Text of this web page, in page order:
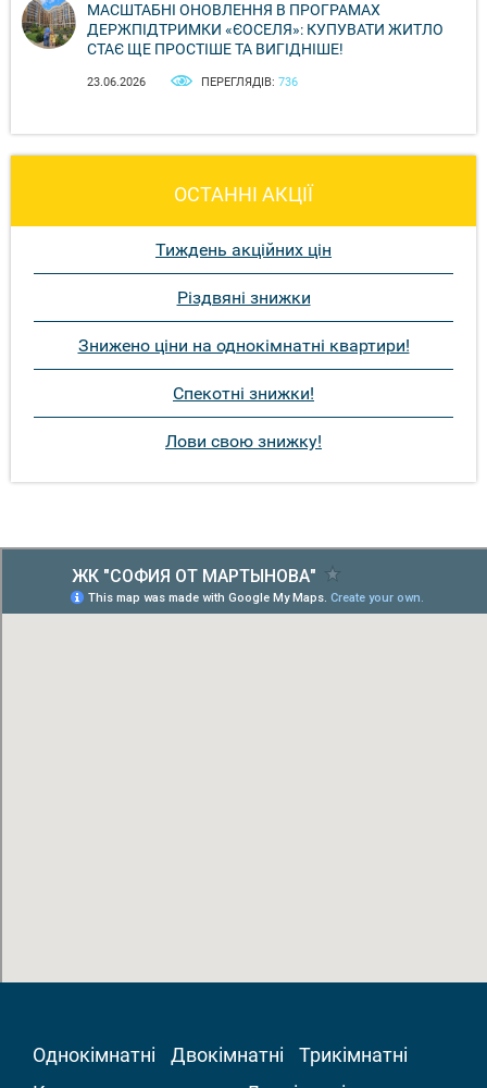
МАСШТАБНІ ОНОВЛЕННЯ В ПРОГРАМАХ
ДЕРЖПІДТРИМКИ «ЄОСЕЛЯ»: КУПУВАТИ ЖИТЛО
СТАЄ ЩЕ ПРОСТІШЕ ТА ВИГІДНІШЕ!
23.06.2026 ПЕРЕГЛЯДІВ: 736
ОСТАННІ АКЦІЇ
Тиждень акційних цін
Різдвяні знижки
Знижено ціни на однокімнатні квартири!
Спекотні знижки!
Лови свою знижку!
Однокімнатні Двокімнатні
Трикімнатні